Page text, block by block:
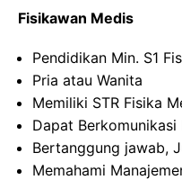
Fisikawan Medis
Pendidikan Min. S1
Pria atau Wanita
Memiliki STR Fisika
Dapat Berkomunikasi
Bertanggung jawab,
Memahami